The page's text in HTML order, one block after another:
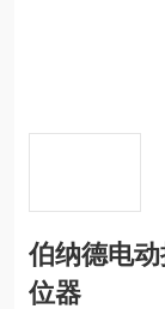
伯纳德电
位器